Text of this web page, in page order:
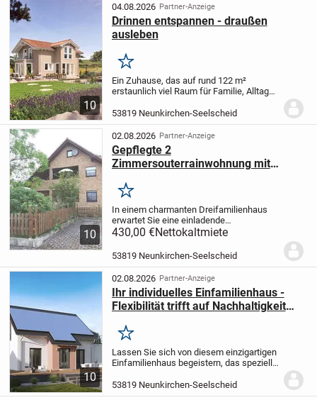
10
04.08.2026 Partner-Anzeige
Drinnen entspannen - draußen
ausleben
Merken
Ein Zuhause, das auf rund 122 m²
erstaunlich viel Raum für Familie, Alltag
verbinden sich ein helles Wohngefühl,
flexible Gestaltungsmöglichkeiten und
eine...
53819 Neunkirchen-Seelscheid
10
02.08.2026 Partner-Anzeige
Gepflegte 2
Zimmersouterrainwohnung mit
Seelscheid
Merken
In einem charmanten Dreifamilienhaus
erwartet Sie eine einladende
Souterrainwohnung, die mit zwei hellen
Badezimmer überzeugt. Der praktische
430,00 €Nettokaltmiete
53819 Neunkirchen-Seelscheid
10
02.08.2026 Partner-Anzeige
Ihr individuelles Einfamilienhaus -
Flexibilität trifft auf Nachhaltigkeit
Merken
Lassen Sie sich von diesem einzigartigen
Einfamilienhaus begeistern, das speziell
projektiert wird. Mit einer großzügigen
Wohnfläche von 147.31 m² und
53819 Neunkirchen-Seelscheid